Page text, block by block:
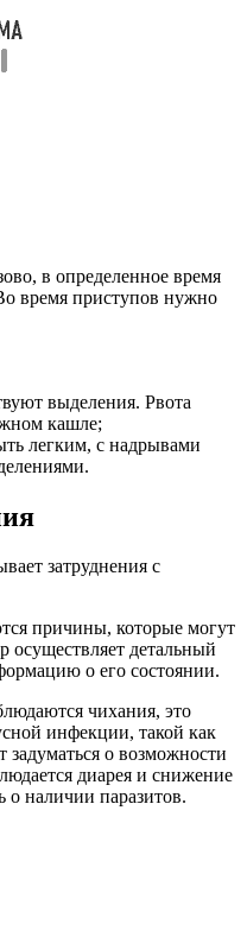
в определенное время
время приступов нужно
выделения. Рвота
кашле;
легким, с надрывами
затруднения с
причины, которые могут
осуществляет детальный
о его состоянии.
чихания, это
инфекции, такой как
о возможности
диарея и снижение
о наличии паразитов.